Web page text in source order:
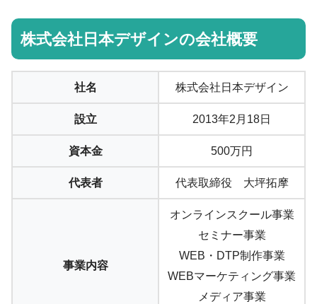
株式会社日本デザインの会社概要
社名 株式会社日本デザイン
設立 2013年2月18日
資本金 500万円
代表者 代表取締役 大坪拓摩
事業内容
オンラインスクール事業
セミナー事業
WEB・DTP制作事業
WEBマーケティング事業
メディア事業